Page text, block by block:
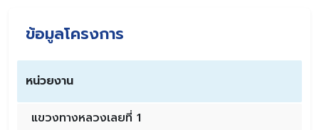
ข้อมูลโครงการ
หน่วยงาน
แขวงทางหลวงเลยที่ 1